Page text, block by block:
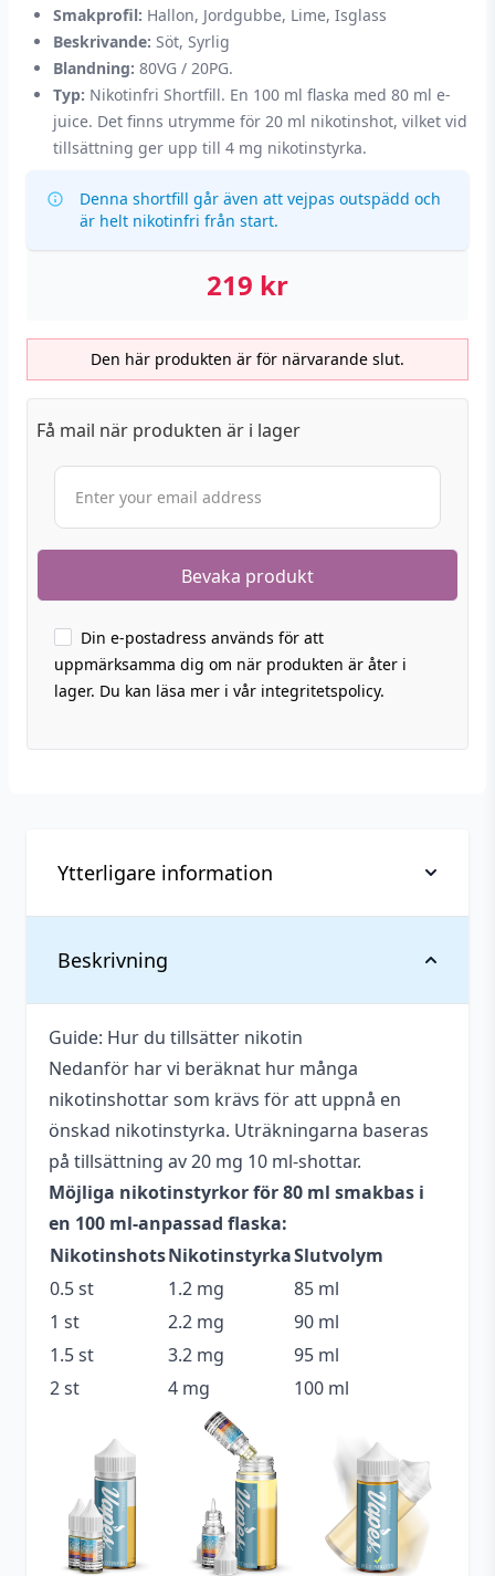
Smakprofil: Hallon, Jordgubbe, Lime, Isglass
Beskrivande: Söt, Syrlig
Blandning: 80VG / 20PG.
Typ: Nikotinfri Shortfill. En 100 ml flaska med 80 ml e-
juice. Det finns utrymme för 20 ml nikotinshot, vilket vid
tillsättning ger upp till 4 mg nikotinstyrka.
Denna shortfill går även att vejpas outspädd och
är helt nikotinfri från start.
219 kr
Den här produkten är för närvarande slut.
Få mail när produkten är i lager
Din e-postadress används för att
uppmärksamma dig om när produkten är åter i
lager. Du kan läsa mer i vår integritetspolicy.
Beskrivning
Guide: Hur du tillsätter nikotin
Nedanför har vi beräknat hur många
nikotinshottar som krävs för att uppnå en
önskad nikotinstyrka. Uträkningarna baseras
på tillsättning av 20 mg 10 ml-shottar.
Möjliga nikotinstyrkor för 80 ml smakbas i
en 100 ml-anpassad flaska:
NikotinshotsNikotinstyrkaSlutvolym
0.5 st
1.2 mg
85 ml
1 st
2.2 mg
90 ml
1.5 st
3.2 mg
95 ml
2 st
4 mg 100 ml
Ytterligare information
Vikt
Anpassad för
nikotinstyrka
Serie
Lolly Vape
Tillverkningsland
England
Blandning
80VG / 20PG
Flaskstorlek
100 ml
Typ
Shortfill
Innehåller
cooling
Nej
Söt
Hallon
Isglass
Utrymme för
nikotinshots
20 ml (2 st)
Tillverkare
Lolly Vape Co.